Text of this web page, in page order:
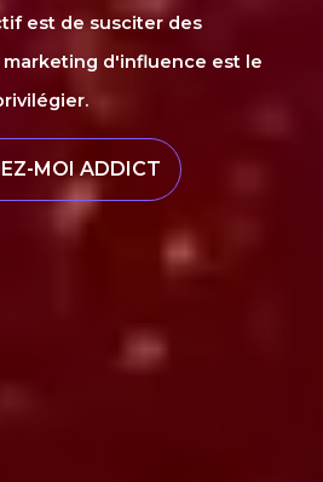
est de susciter des
d'influence est le
MOI ADDICT